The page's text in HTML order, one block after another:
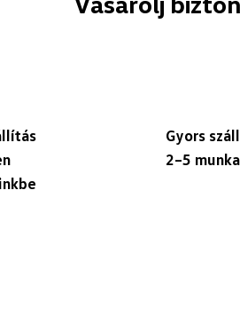
Gyors
2–5